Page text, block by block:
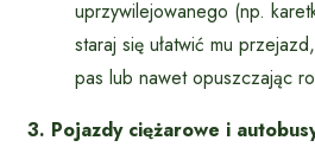
uprzywilejowanego (np.
staraj się ułatwić mu
pas lub nawet opuszczając
3. Pojazdy ciężarowe i